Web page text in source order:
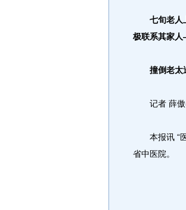
七旬老人上
极联系其家
撞倒老太
记者 薛傲
本报讯 “医
省中医院。